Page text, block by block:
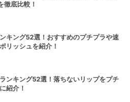
徹底比較！
キング52選！おすすめのプチプラや速
リッシュを紹介！
ンキング52選！落ちないリップをプチ
紹介！